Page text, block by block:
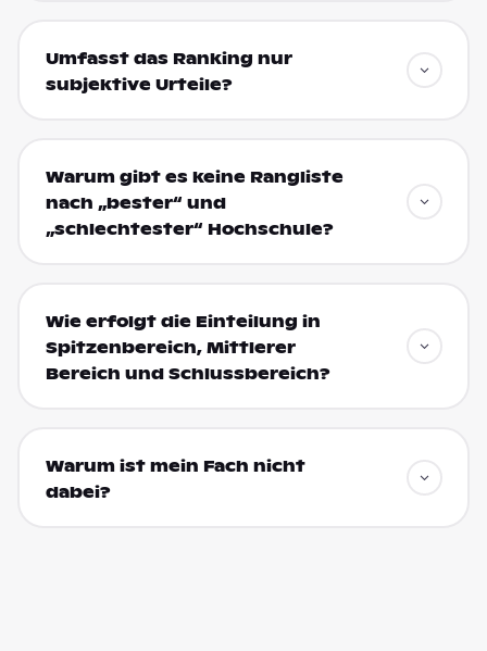
Umfasst das Ranking nur
subjektive Urteile?
Warum gibt es keine Rangliste
nach „bester“ und
„schlechtester“ Hochschule?
Wie erfolgt die Einteilung in
Spitzenbereich, Mittlerer
Bereich und Schlussbereich?
Warum ist mein Fach nicht
dabei?